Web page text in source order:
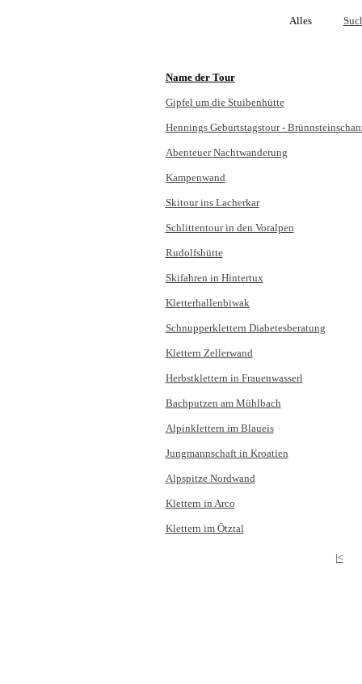
Alles
Name der Tour
Gipfel um die Stuibenhütte
Hennings Geburtstagstour -
Abenteuer Nachtwanderung
Kampenwand
Skitour ins Lacherkar
Schlittentour in den Voralpen
Rudolfshütte
Skifahren in Hintertux
Kletterhallenbiwak
Schnupperklettern Diabetesberatung
Klettern Zellerwand
Herbstklettern in Frauenwasserl
Bachputzen am Mühlbach
Alpinklettern im Blaueis
Jungmannschaft in Kroatien
Alpspitze Nordwand
Klettern in Arco
Klettern im Ötztal
|<